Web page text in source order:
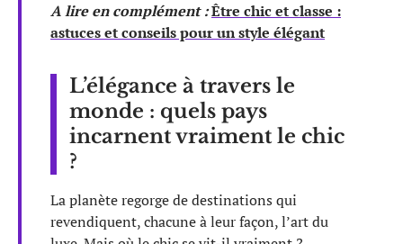
A lire en complément :Être chic et classe :
astuces et conseils pour un style élégant
L’élégance à travers le
monde : quels pays
incarnent vraiment le chic
?
La planète regorge de destinations qui
revendiquent, chacune à leur façon, l’art du